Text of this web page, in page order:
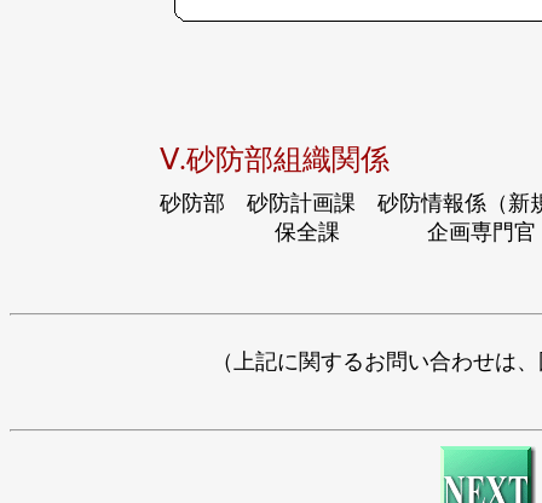
Ⅴ.砂防部組織関係
砂防部 砂防計画課 砂防情報係（新
保全課 企画専門官（
（上記に関するお問い合わせは